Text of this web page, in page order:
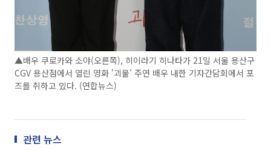
▲배우 쿠로카와 소야(오른쪽), 히이라기 히나타가 21일 서울 용산구
CGV 용산점에서 열린 영화 '괴물' 주연 배우 내한 기자간담회에서 포
즈를 취하고 있다. (연합뉴스)
관련 뉴스